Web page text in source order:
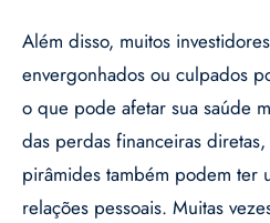
Além disso, muitos
envergonhados ou culpados
o que pode afetar sua saúde
das perdas financeiras
pirâmides também podem ter
relações pessoais. Muitas